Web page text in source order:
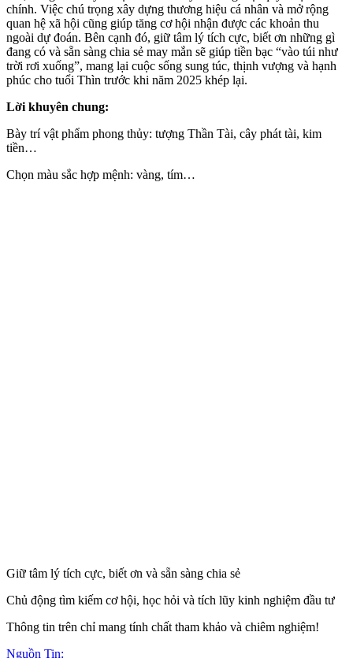
chính. Việc chú trọng xây dựng thương hiệu cá nhân và mở rộng
quan hệ xã hội cũng giúp tăng cơ hội nhận được các khoản thu
ngoài dự đoán. Bên cạnh đó, giữ tâm lý tích cực, biết ơn những gì
đang có và sẵn sàng chia sẻ may mắn sẽ giúp tiền bạc “vào túi như
trời rơi xuống”, mang lại cuộc sống sung túc, thịnh vượng và hạnh
phúc cho tuổi Thìn trước khi năm 2025 khép lại.
Lời khuyên chung:
Bày trí vật phẩm phong thủy: tượng Thần Tài, cây phát tài, kim
tiền…
Chọn màu sắc hợp mệnh: vàng, tím…
Giữ tâm lý tích cực, biết ơn và sẵn sàng chia sẻ
Chủ động tìm kiếm cơ hội, học hỏi và tích lũy kinh nghiệm đầu tư
Thông tin trên chỉ mang tính chất tham khảo và chiêm nghiệm!
Nguồn Tin: